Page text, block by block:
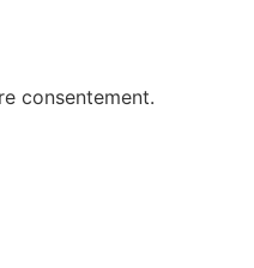
consentement.